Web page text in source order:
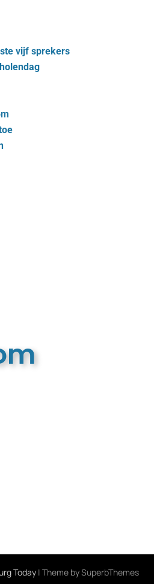
vijf sprekers
Today | Theme bySuperbThemes